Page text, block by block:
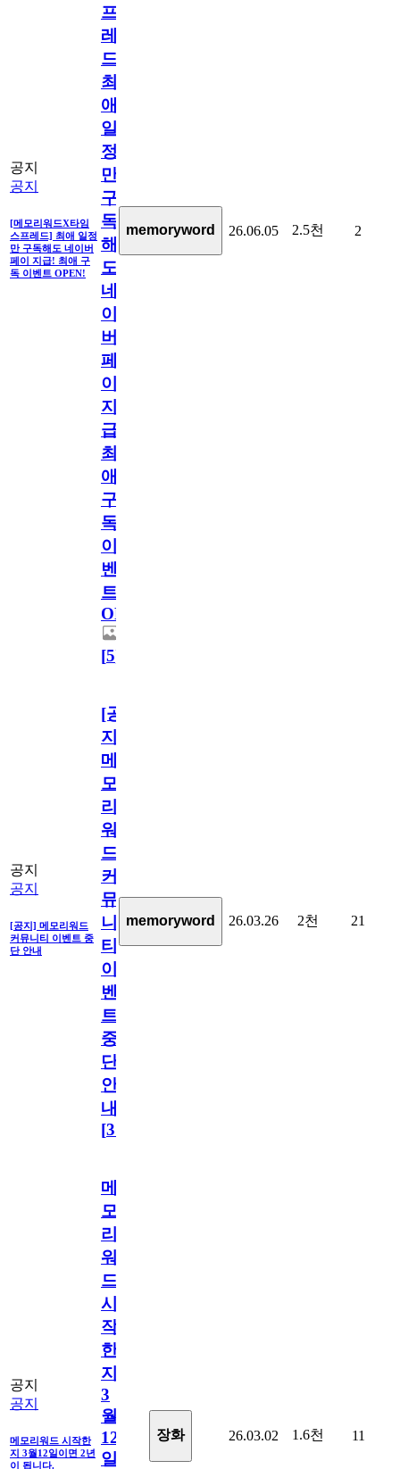
공지
공지
[메모리워드X타임
스프레드] 최애 일정
만 구독해도 네이버
페이 지급! 최애 구
독 이벤트 OPEN!
프
레
드]
최
애
일
정
만
구
독
해
도
네
이
버
페
이
지
급!
최
애
구
독
이
벤
트
OPEN!
[5]
memoryword 26.06.05 2.5천 2
공지
공지
[공지] 메모리워드
커뮤니티 이벤트 중
단 안내
[공
지]
메
모
리
워
드
커
뮤
니
티
이
벤
트
중
단
안
내
[31
memoryword 26.03.26 2천 21
공지
공지
메모리워드 시작한
지 3월12일이면 2년
이 됩니다.
메
모
리
워
드
시
작
한
지
3
월
12
일
장화 26.03.02 1.6천 11